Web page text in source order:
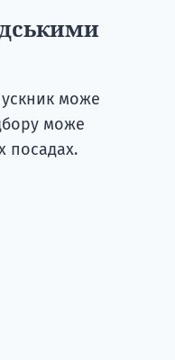
може
може
посадах.